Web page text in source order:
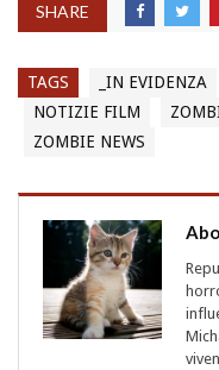
SHARE
TAGS _IN EVIDENZA
NOTIZIE FILM
ZOMBIE NEWS